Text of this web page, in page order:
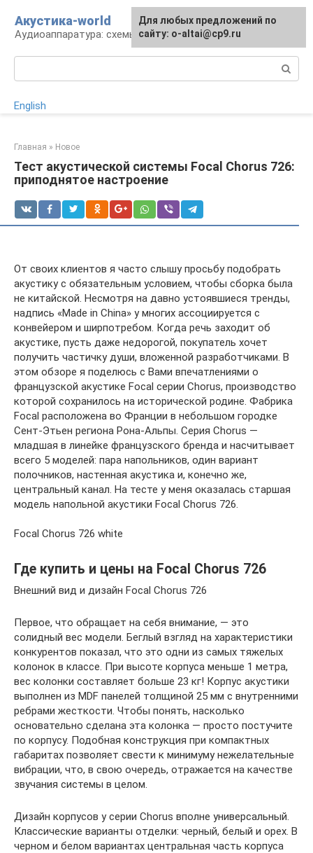
контенту
Акустика-world
Аудиоаппаратура: схемы и работа
English
Главная » Новое
Тест акустической системы Focal Chorus 726:
приподнятое настроение
От своих клиентов я часто слышу просьбу подобрать
акустику с обязательным условием, чтобы сборка была
не китайской. Несмотря на давно устоявшиеся тренды,
надпись «Made in China» у многих ассоциируется с
конвейером и ширпотребом. Когда речь заходит об
акустике, пусть даже недорогой, покупатель хочет
получить частичку души, вложенной разработчиками. В
этом обзоре я поделюсь с Вами впечатлениями о
французской акустике Focal серии Chorus, производство
которой сохранилось на исторической родине. Фабрика
Focal расположена во Франции в небольшом городке
Сент-Этьен региона Рона-Альпы. Серия Chorus —
младшая в линейке французского бренда и насчитывает
всего 5 моделей: пара напольников, один вариант
полочников, настенная акустика и, конечно же,
центральный канал. На тесте у меня оказалась старшая
модель напольной акустики Focal Chorus 726.
Focal Chorus 726 white
Где купить и цены на Focal Chorus 726
Внешний вид и дизайн Focal Chorus 726
Первое, что обращает на себя внимание, — это
солидный вес модели. Беглый взгляд на характеристики
конкурентов показал, что это одни из самых тяжелых
колонок в классе. При высоте корпуса меньше 1 метра,
вес колонки составляет больше 23 кг! Корпус акустики
выполнен из MDF панелей толщиной 25 мм с внутренними
ребрами жесткости. Чтобы понять, насколько
основательно сделана эта колонка — просто постучите
по корпусу. Подобная конструкция при компактных
габаритах позволяет свести к минимуму нежелательные
вибрации, что, в свою очередь, отражается на качестве
звучания системы в целом.
Дизайн корпусов у серии Chorus вполне универсальный.
Классические варианты отделки: черный, белый и орех. В
черном и белом вариантах центральная часть корпуса
Для любых предложений по
сайту: o-altai@cp9.ru